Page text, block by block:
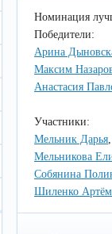
Номинация
Победители:
Арина
Максим
Анастасия
Участники:
Мельник Дарья
Мельникова
Собянина
Шиленко Артём